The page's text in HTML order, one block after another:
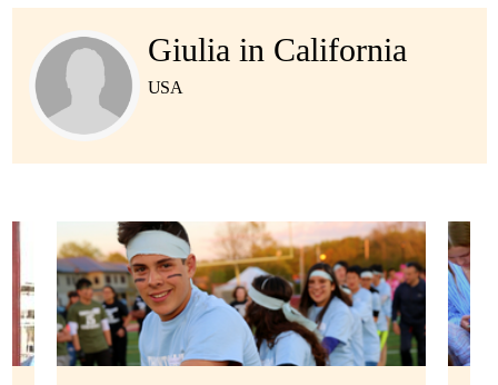
Giulia in California
USA